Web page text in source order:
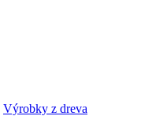
Výrobky z dreva